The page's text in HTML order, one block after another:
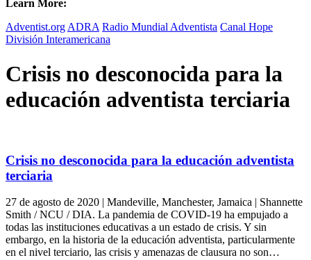
Learn More:
Adventist.org ADRA Radio Mundial Adventista Canal Hope
División Interamericana
Crisis no desconocida para la
educación adventista terciaria
Crisis no desconocida para la educación adventista
terciaria
27 de agosto de 2020 | Mandeville, Manchester, Jamaica | Shannette
Smith / NCU / DIA. La pandemia de COVID-19 ha empujado a
todas las instituciones educativas a un estado de crisis. Y sin
embargo, en la historia de la educación adventista, particularmente
en el nivel terciario, las crisis y amenazas de clausura no son…